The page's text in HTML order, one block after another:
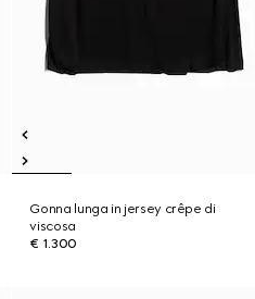
Gonna lunga in jersey crêpe di
viscosa
€ 1.300